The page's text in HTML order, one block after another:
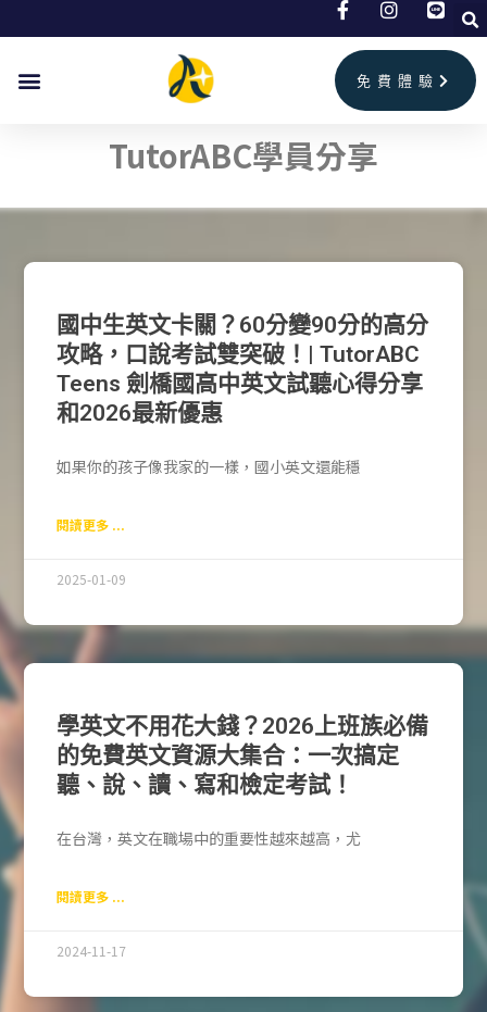
免費體驗
TutorABC學員分享
國中生英文卡關？60分變90分的高分
攻略，口說考試雙突破！| TutorABC
Teens 劍橋國高中英文試聽心得分享
和2026最新優惠
如果你的孩子像我家的一樣，國小英文還能穩
閱讀更多 ...
2025-01-09
學英文不用花大錢？2026上班族必備
的免費英文資源大集合：一次搞定
聽、說、讀、寫和檢定考試！
在台灣，英文在職場中的重要性越來越高，尤
閱讀更多 ...
2024-11-17